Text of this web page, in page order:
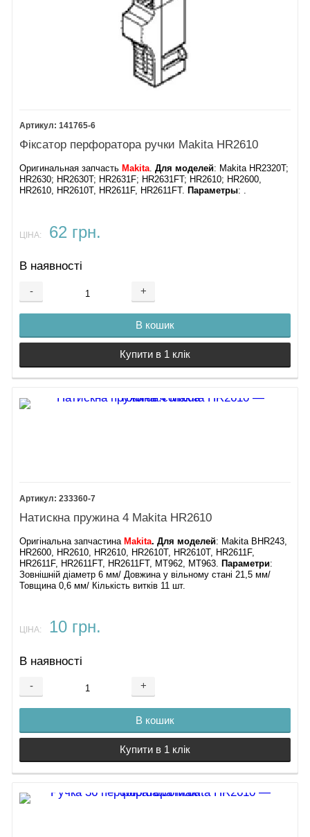
141765-6
Фіксатор перфоратора ручки Makita HR2610
Оригинальная запчасть Makita .Для моделей: Makita HR2320T;
HR2630; HR2630T; HR2631F; HR2631FT; HR2610; HR2600,
HR2610, HR2610T, HR2611F, HR2611FT​​.
Параметры: .
ЦІНА: 62 грн.
В наявності
- +
В кошик
Купити в 1 клік
233360-7
Натискна пружина 4 Makita HR2610
Оригінальна запчастина Makita. Для моделей: Makita BHR243,
HR2600, HR2610, HR2610, HR2610T, HR2610T, HR2611F,
HR2611F, HR2611FT, HR2611FT, MT962, MT963.
Параметри:
Зовнішній діаметр 6 мм/ Довжина у вільному стані 21,5 мм/
Товщина 0,6 мм/ Кількість витків 11 шт.
ЦІНА: 10 грн.
В наявності
- +
В кошик
Купити в 1 клік